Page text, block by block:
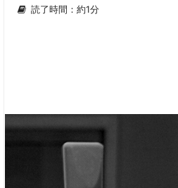
読了時間：約1分